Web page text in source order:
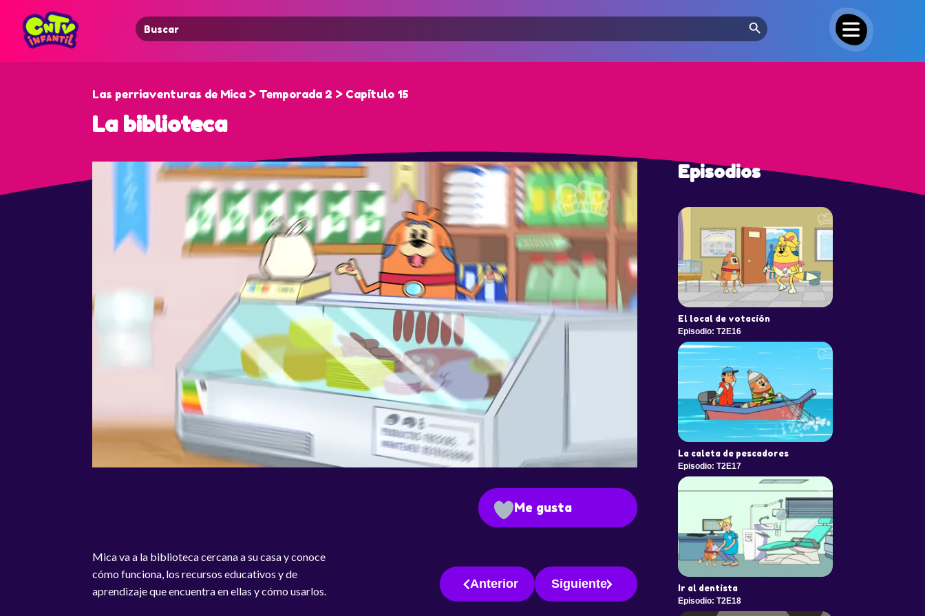
Search
for:
Search Button
Las perriaventuras de Mica > Temporada 2 > Capítulo 15
La biblioteca
Me gusta
Mica va a la biblioteca cercana a su casa y conoce
cómo funciona, los recursos educativos y de
aprendizaje que encuentra en ellas y cómo usarlos.
Anterior Siguiente
Episodios
El local de votación
Episodio: T2E16
La caleta de pescadores
Episodio: T2E17
Ir al dentista
Episodio: T2E18